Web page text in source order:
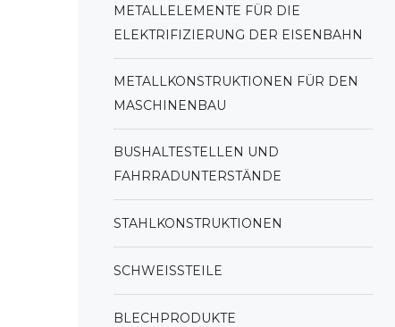
METALLELEMENTE FÜR DIE
ELEKTRIFIZIERUNG DER EISENBAHN
METALLKONSTRUKTIONEN FÜR DEN
MASCHINENBAU
BUSHALTESTELLEN UND
FAHRRADUNTERSTÄNDE
STAHLKONSTRUKTIONEN
SCHWEISSTEILE
BLECHPRODUKTE